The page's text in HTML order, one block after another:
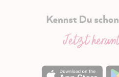
Kennst Du
Jetzt